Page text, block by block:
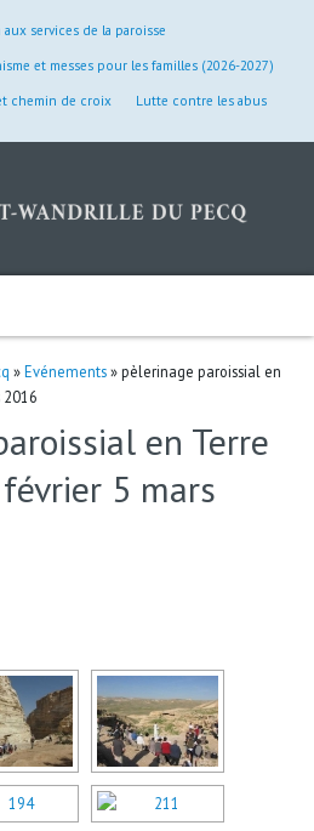
services de la paroisse
et messes pour les familles (2026-2027)
chemin de croix Lutte contre les abus
»Evénements» pèlerinage paroissial en
2016
en Terre
5 mars